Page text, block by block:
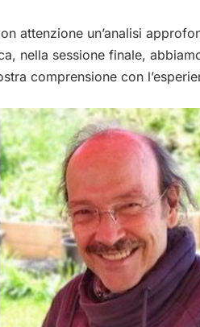
attenzione un’analisi
nella sessione finale,
comprensione con